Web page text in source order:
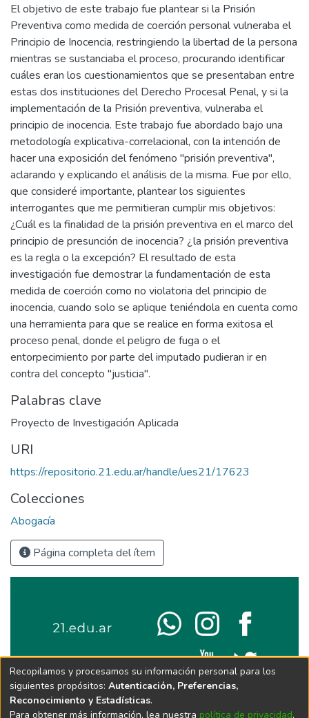
El objetivo de este trabajo fue plantear si la Prisión
Preventiva como medida de coerción personal vulneraba el
Principio de Inocencia, restringiendo la libertad de la persona
mientras se sustanciaba el proceso, procurando identificar
cuáles eran los cuestionamientos que se presentaban entre
estas dos instituciones del Derecho Procesal Penal, y si la
implementación de la Prisión preventiva, vulneraba el
principio de inocencia. Este trabajo fue abordado bajo una
metodología explicativa-correlacional, con la intención de
hacer una exposición del fenómeno "prisión preventiva",
aclarando y explicando el análisis de la misma. Fue por ello,
que consideré importante, plantear los siguientes
interrogantes que me permitieran cumplir mis objetivos:
¿Cuál es la finalidad de la prisión preventiva en el marco del
principio de presunción de inocencia? ¿la prisión preventiva
es la regla o la excepción? El resultado de esta
investigación fue demostrar la fundamentación de esta
medida de coerción como no violatoria del principio de
inocencia, cuando solo se aplique teniéndola en cuenta como
una herramienta para que se realice en forma exitosa el
proceso penal, donde el peligro de fuga o el
entorpecimiento por parte del imputado pudieran ir en
contra del concepto "justicia".
Palabras clave
Proyecto de Investigación Aplicada
URI
https://repositorio.21.edu.ar/handle/ues21/17623
Colecciones
Abogacía
Página completa del ítem
Recopilamos y procesamos su información personal para los
siguientes propósitos: Autenticación, Preferencias,
Reconocimiento y Estadísticas.
Para obtener más información, lea nuestra política de privacidad.